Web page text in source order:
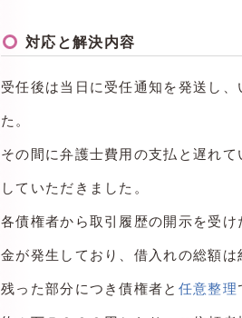
対応と解決内容
受任後は当日に受任通知を発送し
た。
その間に弁護士費用の支払と遅れ
していただきました。
各債権者から取引履歴の開示を受
金が発生しており、借入れの総額は
残った部分につき債権者と 任意整理